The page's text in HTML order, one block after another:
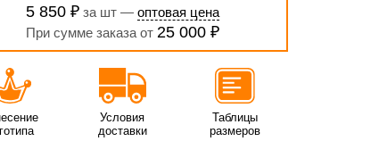
5 850 ₽за шт — оптовая цена
При сумме заказа от 25 000 ₽
Условия
доставки
Таблицы
размеров